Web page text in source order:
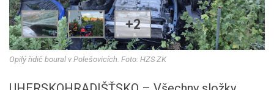
+2
Opilý řidič boural v Polešovicích. Foto: HZS ZK